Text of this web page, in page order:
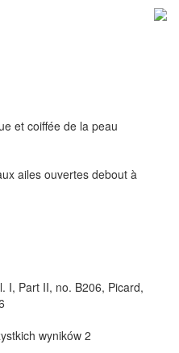
et coiffée de la peau
ailes ouvertes debout à
I, Part II, no. B206, Picard,
wyników 2